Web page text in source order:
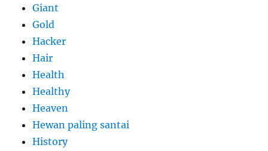
Giant
Gold
Hacker
Hair
Health
Healthy
Heaven
Hewan paling santai
History